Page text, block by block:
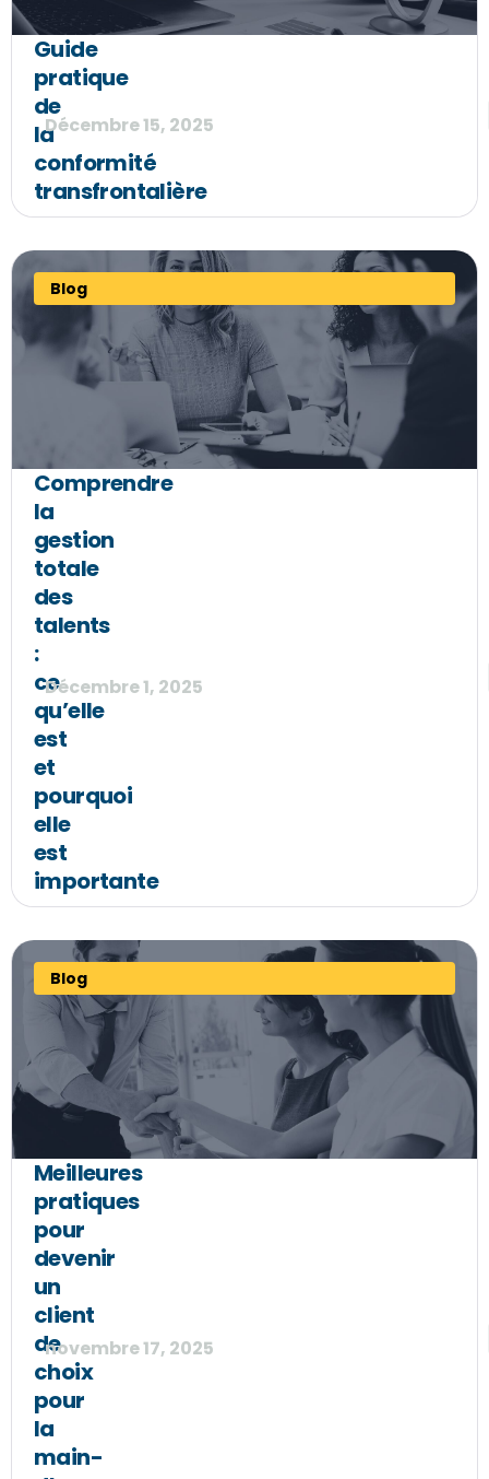
Guide
pratique
de
la
conformité
transfrontalière
Décembre 15, 2025
Blog
Comprendre
la
gestion
totale
des
talents
:
ce
qu’elle
est
et
pourquoi
elle
est
importante
Décembre 1, 2025
Blog
Meilleures
pratiques
pour
devenir
un
client
de
choix
pour
la
main-
novembre 17, 2025